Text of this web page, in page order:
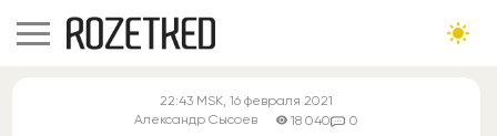
22:43 MSK, 16 февраля 2021
Александр Сысоев
18 040 0